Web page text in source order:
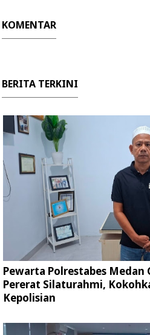
KOMENTAR
BERITA TERKINI
Pewarta Polrestabes Medan
Pererat Silaturahmi,
Kepolisian